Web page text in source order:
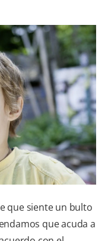
PARA PROFESIONALES
CUPONES
DÓNDE COMPRAR
VE (ES)
SUSCRÍBETE
que siente un bulto
que acuda a